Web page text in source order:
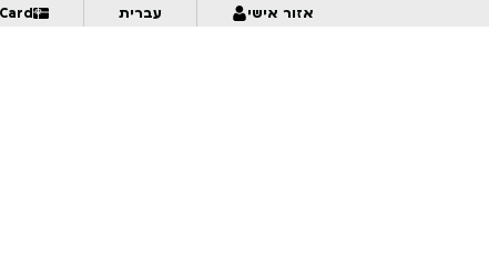
עברית אזור אישי